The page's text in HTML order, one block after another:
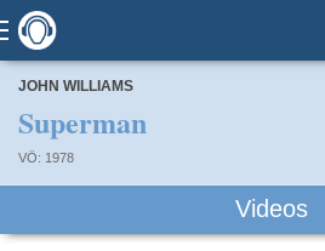
JOHN WILLIAMS
Superman
VÖ: 1978
Videos